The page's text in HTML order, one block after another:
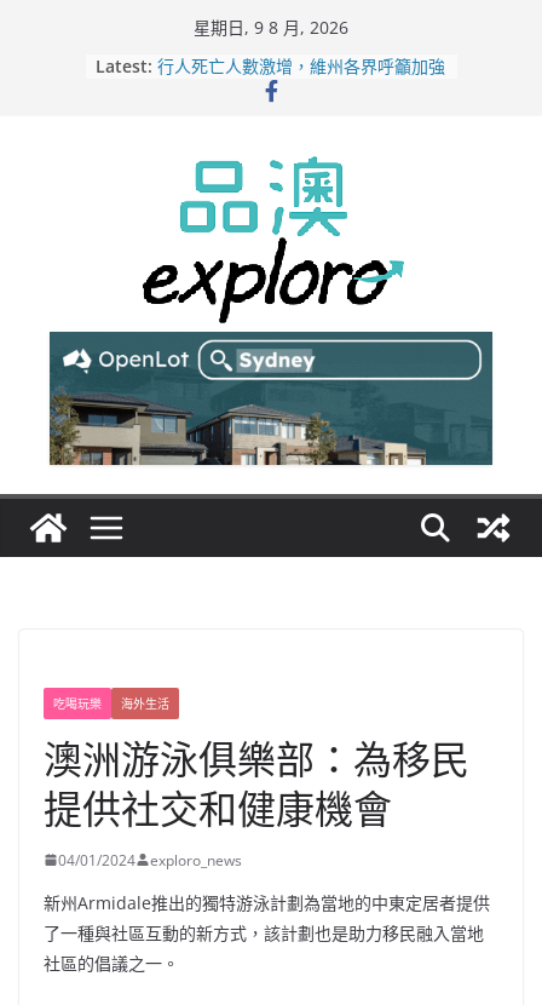
星期日, 9 8 月, 2026
Latest: 行人死亡人數激增，維州各界呼籲加強
美商二手巨頭進駐吉朗，在地慈善小店
憂生存空間遭擠壓
電動車電池爭端隱憂浮現！經銷商警告
澳洲恐迎訴訟浪潮
拒絕白工！ Aldi涉強迫無薪加班 掏
5500萬澳元和解
吃喝玩樂 海外生活
澳洲游泳俱樂部：為移民
提供社交和健康機會
04/01/2024 exploro_news
新州Armidale推出的獨特游泳計劃為當地的中東定居者提供
了一種與社區互動的新方式，該計劃也是助力移民融入當地
社區的倡議之一。